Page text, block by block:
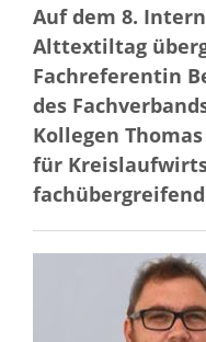
Auf dem 8.
Alttextiltag
Fachreferentin
des
Kollegen
für